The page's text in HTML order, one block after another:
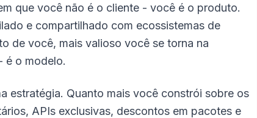
que você não é o cliente - você é o produto.
e compartilhado com ecossistemas de
de você, mais valioso você se torna na
é o modelo.
estratégia. Quanto mais você constrói sobre os
APIs exclusivas, descontos em pacotes e